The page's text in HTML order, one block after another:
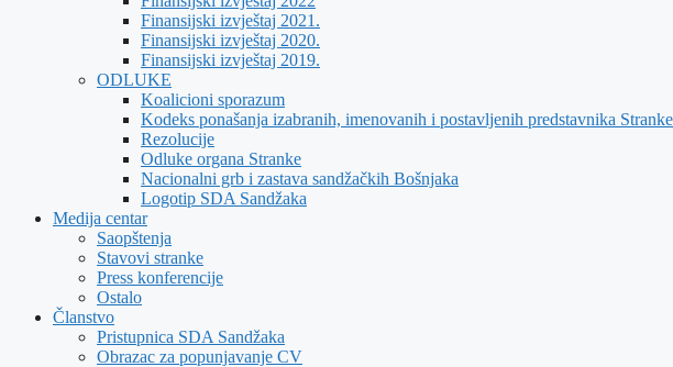
Finansijski izvještaj 2021.
Finansijski izvještaj 2020.
Finansijski izvještaj 2019.
ODLUKE
Koalicioni sporazum
Kodeks ponašanja izabranih, imenovanih i postavljenih predstavnika
Rezolucije
Odluke organa Stranke
Nacionalni grb i zastava sandžačkih Bošnjaka
Logotip SDA Sandžaka
Medija centar
Saopštenja
Stavovi stranke
Press konferencije
Ostalo
Članstvo
Pristupnica SDA Sandžaka
Obrazac za popunjavanje CV